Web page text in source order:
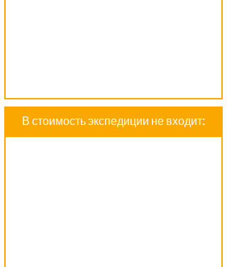
В стоимость экспедиции не входит: